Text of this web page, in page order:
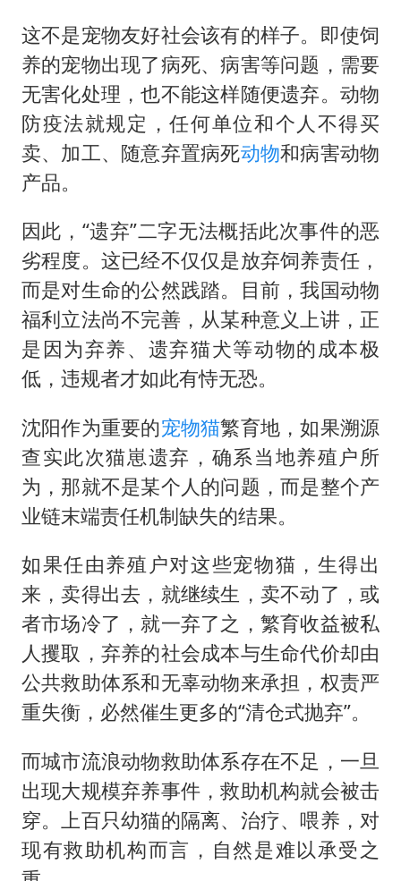
这不是宠物友好社会该有的样子。即使饲
养的宠物出现了病死、病害等问题，需要
无害化处理，也不能这样随便遗弃。动物
防疫法就规定，任何单位和个人不得买
卖、加工、随意弃置病死动物和病害动物
产品。
因此，“遗弃”二字无法概括此次事件的恶
劣程度。这已经不仅仅是放弃饲养责任，
而是对生命的公然践踏。目前，我国动物
福利立法尚不完善，从某种意义上讲，正
是因为弃养、遗弃猫犬等动物的成本极
低，违规者才如此有恃无恐。
沈阳作为重要的宠物猫繁育地，如果溯源
查实此次猫崽遗弃，确系当地养殖户所
为，那就不是某个人的问题，而是整个产
业链末端责任机制缺失的结果。
如果任由养殖户对这些宠物猫，生得出
来，卖得出去，就继续生，卖不动了，或
者市场冷了，就一弃了之，繁育收益被私
人攫取，弃养的社会成本与生命代价却由
公共救助体系和无辜动物来承担，权责严
重失衡，必然催生更多的“清仓式抛弃”。
而城市流浪动物救助体系存在不足，一旦
出现大规模弃养事件，救助机构就会被击
穿。上百只幼猫的隔离、治疗、喂养，对
现有救助机构而言，自然是难以承受之